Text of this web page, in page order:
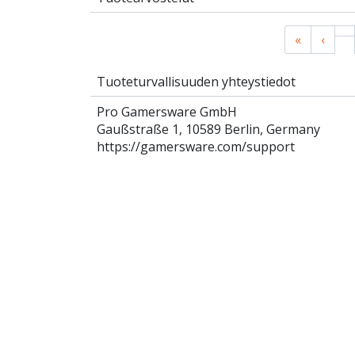
« ‹
Tuoteturvallisuuden yhteystiedot
Pro Gamersware GmbH
Gaußstraße 1, 10589 Berlin, Germany
https://gamersware.com/support